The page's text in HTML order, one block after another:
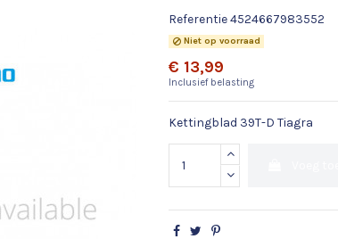
Referentie4524667983552
Niet op voorraad
€ 13,99
Inclusief belasting
Kettingblad 39T-D Tiagra